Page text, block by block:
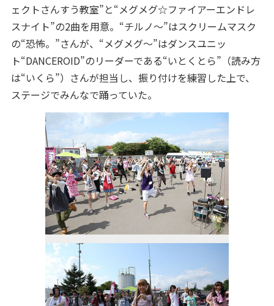
ェクトさんすう教室”と“メグメグ☆ファイアーエンドレ
スナイト”の2曲を用意。“チルノ～”はスクリームマスク
の“恐怖。”さんが、“メグメグ～”はダンスユニッ
ト“DANCEROID”のリーダーである“いとくとら”（読み方
は“いくら”）さんが担当し、振り付けを練習した上で、
ステージでみんなで踊っていた。